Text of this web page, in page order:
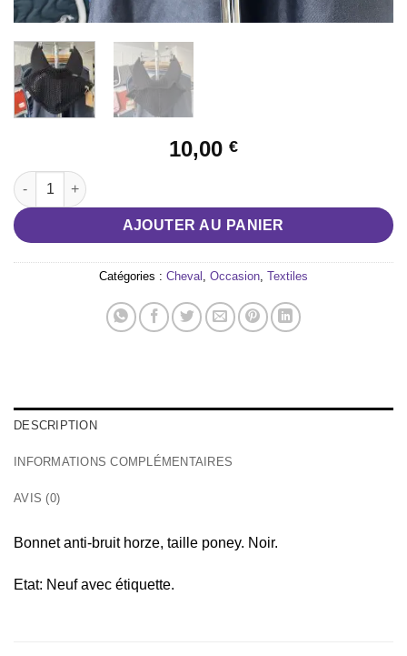
10,00 €
quantité de Bonnet anti bruit Horze
AJOUTER AU PANIER
Catégories : Cheval Occasion Textiles
DESCRIPTION
INFORMATIONS COMPLÉMENTAIRES
AVIS (0)
Bonnet anti-bruit horze, taille poney. Noir.
Etat: Neuf avec étiquette.